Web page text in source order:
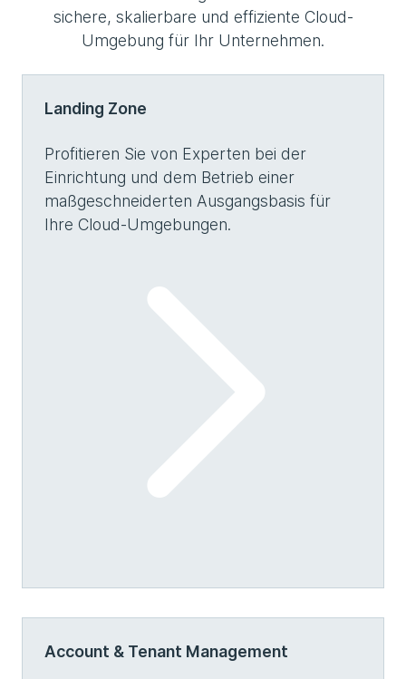
sichere, skalierbare und effiziente Cloud-
Umgebung für Ihr Unternehmen.
Landing Zone
Profitieren Sie von Experten bei der
Einrichtung und dem Betrieb einer
maßgeschneiderten Ausgangsbasis für
Ihre Cloud-Umgebungen.
Account & Tenant Management